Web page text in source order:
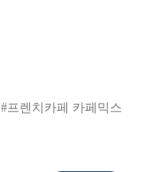
#프렌치카페 카페믹스